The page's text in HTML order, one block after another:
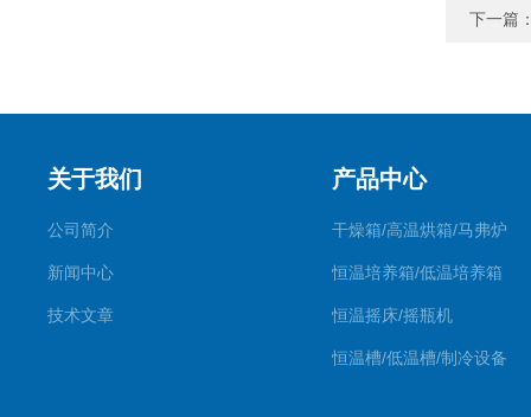
下一篇
关于我们
公司简介
新闻中心
技术文章
产品中心
干燥箱/高温烘箱/马弗炉
恒温培养箱/低温培养箱
恒温摇床/摇瓶机
恒温槽/低温槽/制冷设备